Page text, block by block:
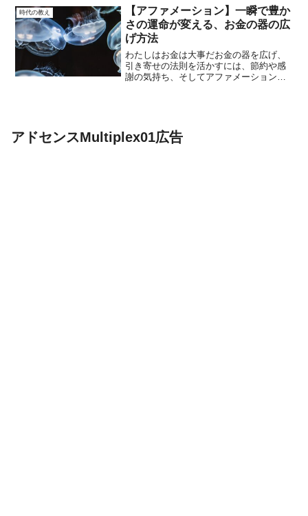
し続けましょう。第１章:...
時代の教え
【アファメーション】一瞬で豊か
さの運命が変える、お金の器の広
げ方法
わたしはお金は大事だお金の器を広げ、
引き寄せの法則を活かすには、節約や感
謝の気持ち、そしてアファメーションが
アドセンスMultiplex01広告